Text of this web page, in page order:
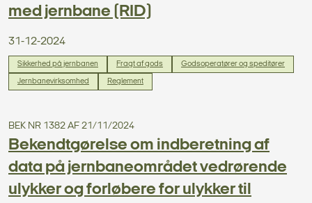
med jernbane (RID)
31-12-2024
Sikkerhed på jernbanen Fragt af gods Godsoperatører og speditører
Jernbanevirksomhed Reglement
BEK NR 1382 AF 21/11/2024
Bekendtgørelse om indberetning af
data på jernbaneområdet vedrørende
ulykker og forløbere for ulykker til